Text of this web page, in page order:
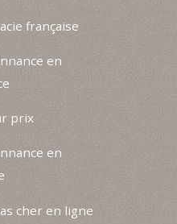
française
en
prix
en
cher en ligne